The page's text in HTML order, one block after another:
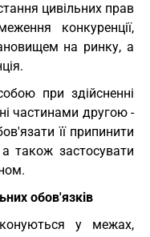
цивільних прав
конкуренції,
на ринку, а
при здійсненні
частинами другою -
її припинити
також застосувати
обов'язків
у межах,